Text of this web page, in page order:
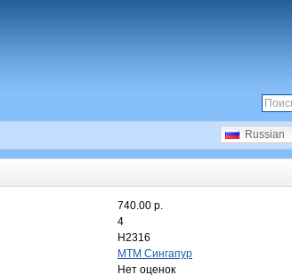
Russian
740.00 р.
4
H2316
MTM Сингапур
Нет оценок